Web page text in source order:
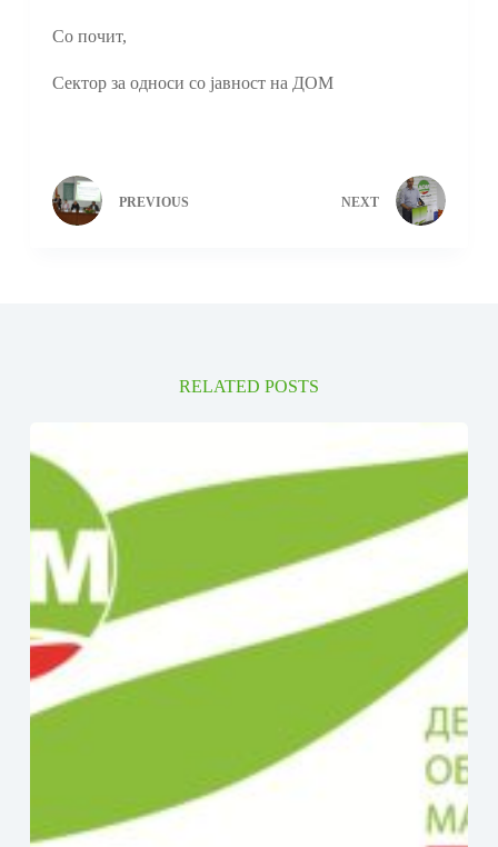
Со почит,
Сектор за односи со јавност на ДОМ
PREVIOUS NEXT
RELATED POSTS